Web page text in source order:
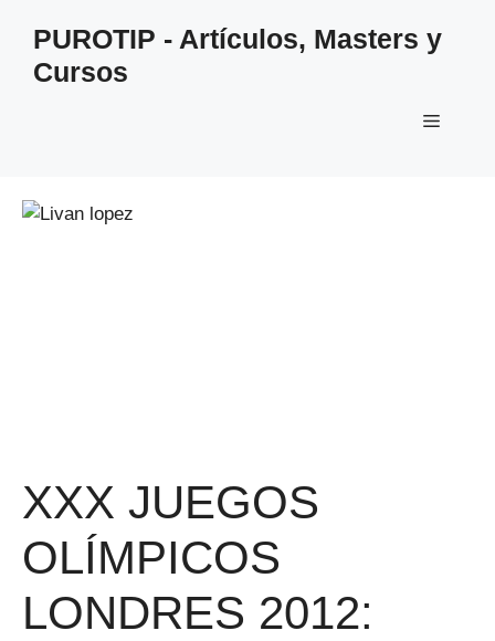
contenido
PUROTIP - Artículos, Masters y
Cursos
Menú
XXX JUEGOS
OLÍMPICOS
LONDRES 2012: